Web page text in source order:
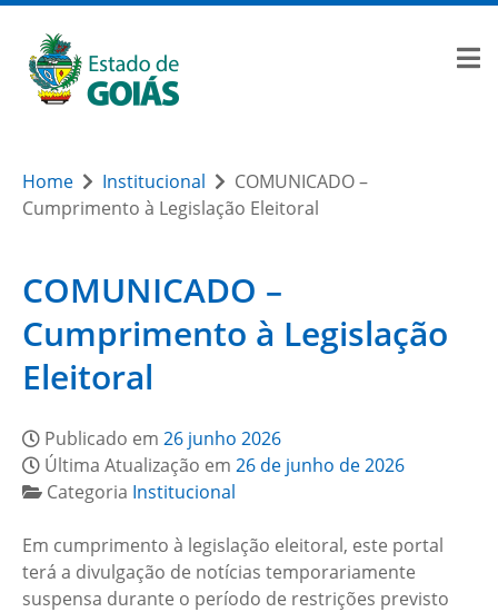
Home Institucional
COMUNICADO –
Cumprimento à Legislação Eleitoral
COMUNICADO –
Cumprimento à Legislação
Eleitoral
Publicado em 26 junho 2026
Última Atualização em 26 de junho de 2026
Categoria Institucional
Em cumprimento à legislação eleitoral, este portal
terá a divulgação de notícias temporariamente
suspensa durante o período de restrições previsto